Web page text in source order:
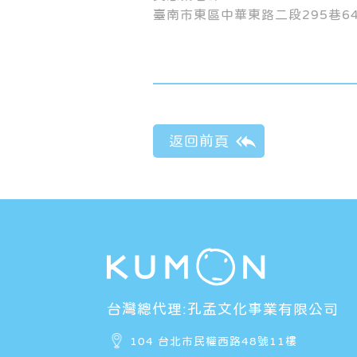
臺南市東區中華東路二段295巷
台灣總代理:孔孟文化事業有限公司
104 台北市民權西路48號11樓